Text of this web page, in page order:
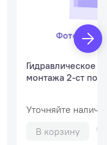
шланги и
Гидравлическое
монтажа 2-ст
Уточняйте
В корзину